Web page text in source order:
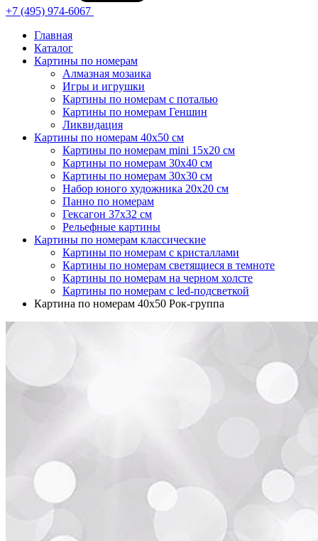
+7 (495) 974-6067
Главная
Каталог
Картины по номерам
Алмазная мозаика
Игры и игрушки
Картины по номерам с поталью
Картины по номерам Геншин
Ликвидация
Картины по номерам 40х50 см
Картины по номерам mini 15х20 см
Картины по номерам 30х40 см
Картины по номерам 30x30 см
Набор юного художника 20х20 см
Панно по номерам
Гексагон 37х32 см
Рельефные картины
Картины по номерам классические
Картины по номерам с кристаллами
Картины по номерам светящиеся в темноте
Картины по номерам на черном холсте
Картины по номерам с led-подсветкой
Картина по номерам 40х50 Рок-группа